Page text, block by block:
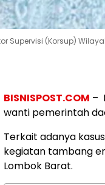
Supervisi (Korsup)
BISNISPOST.COM –
wanti pemerintah
Terkait adanya
kegiatan tambang
Lombok Barat.